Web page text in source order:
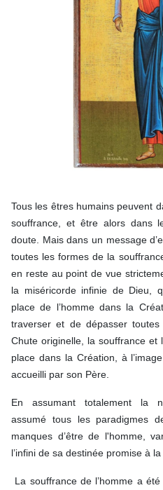
Tous les êtres humains peuvent
souffrance, et être alors dans
doute. Mais dans un message
toutes les formes de la
en reste au point de vue
la miséricorde infinie de Dieu,
place de l’homme dans la
traverser et de dépasser
Chute originelle, la souffrance
place dans la Création, à
accueilli par son Père.
En assumant totalement la
assumé tous les paradigmes
manques d’être de l'homme,
l’infini de sa destinée promise à la
La souffrance de l’homme a